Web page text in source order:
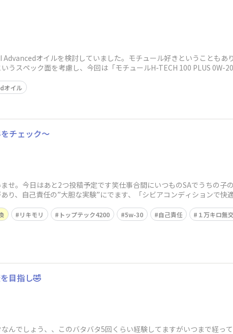
オイルを検討していました。モチュール好きということもあ
うスペック面を考慮し、今回は「モチュールH-TECH 100 PLUS 0W-
オイル
チェック〜
せ。今日はあと2つ投稿予定です笑仕事合間にいつものSAでうちの子
り、自己責任の”大胆な実験”にでます、「シビアコンディションで快
リキモリ トップテック4200 5w-30 自己責任
１万キロ無
目指し🤣
んでしょう、、このバタバタ5回くらい経験してますがいつまで経っ